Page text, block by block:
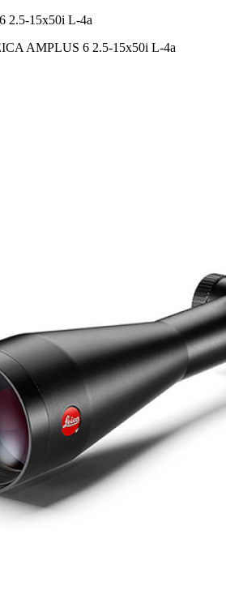
2.5-15x50i L-4a
AMPLUS 6 2.5-15x50i L-4a